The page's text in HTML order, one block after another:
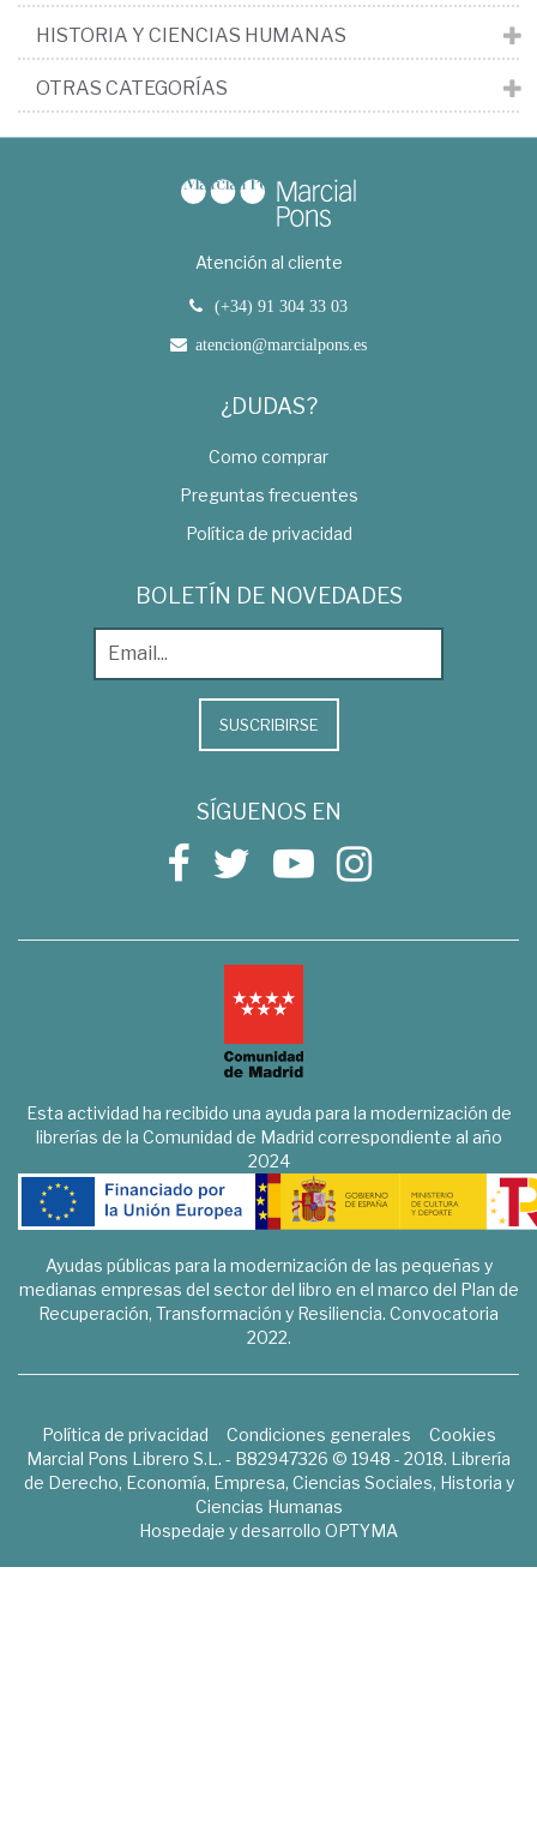
HISTORIA Y CIENCIAS HUMANAS
OTRAS CATEGORÍAS
Atención al cliente
(+34) 91 304 33 03
atencion@marcialpons.es
¿DUDAS?
Como comprar
Preguntas frecuentes
Política de privacidad
BOLETÍN DE NOVEDADES
SUSCRIBIRSE
SÍGUENOS EN
Esta actividad ha recibido una ayuda para la modernización de
librerías de la Comunidad de Madrid correspondiente al año
2024
Ayudas públicas para la modernización de las pequeñas y
medianas empresas del sector del libro en el marco del Plan de
Recuperación, Transformación y Resiliencia. Convocatoria
2022.
Política de privacidad Condiciones generales
Cookies
Marcial Pons Librero S.L. - B82947326 © 1948 - 2018. Librería
de Derecho, Economía, Empresa, Ciencias Sociales, Historia y
Ciencias Humanas
Hospedaje y desarrollo OPTYMA